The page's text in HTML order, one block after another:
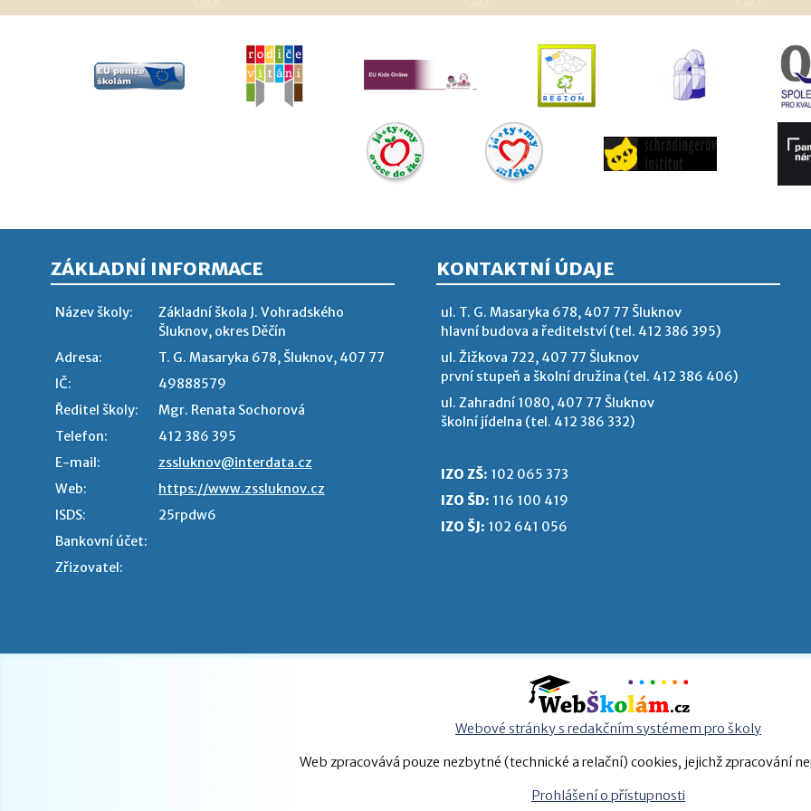
ZÁKLADNÍ INFORMACE
Název školy:
Základní škola J. Vohradského
Šluknov, okres Děčín
Adresa:
T. G. Masaryka 678, Šluknov, 407 77
IČ:
49888579
Ředitel školy:
Mgr. Renata Sochorová
Telefon:
412 386 395
E-mail:
zssluknov@interdata.cz
Web:
https://www.zssluknov.cz
ISDS:
25rpdw6
Bankovní účet:
Zřizovatel:
KONTAKTNÍ ÚDAJE
ul. T. G. Masaryka 678, 407 77 Šluknov
hlavní budova a ředitelství (tel. 412 386 395)
ul. Žižkova 722, 407 77 Šluknov
první stupeň a školní družina (tel. 412 386 406)
ul. Zahradní 1080, 407 77 Šluknov
školní jídelna (tel. 412 386 332)
IZO ZŠ: 102 065 373
IZO ŠD: 116 100 419
IZO ŠJ: 102 641 056
Webové stránky s redakčním systémem pro školy
Web zpracovává pouze nezbytné (technické a relační) cookies, jejichž zpracování
Prohlášení o přístupnosti